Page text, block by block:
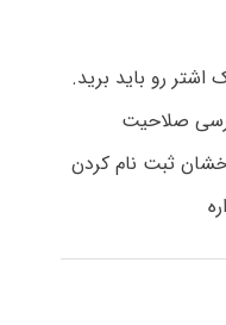
رو باید برید.
صلاحیت
ثبت نام کردن